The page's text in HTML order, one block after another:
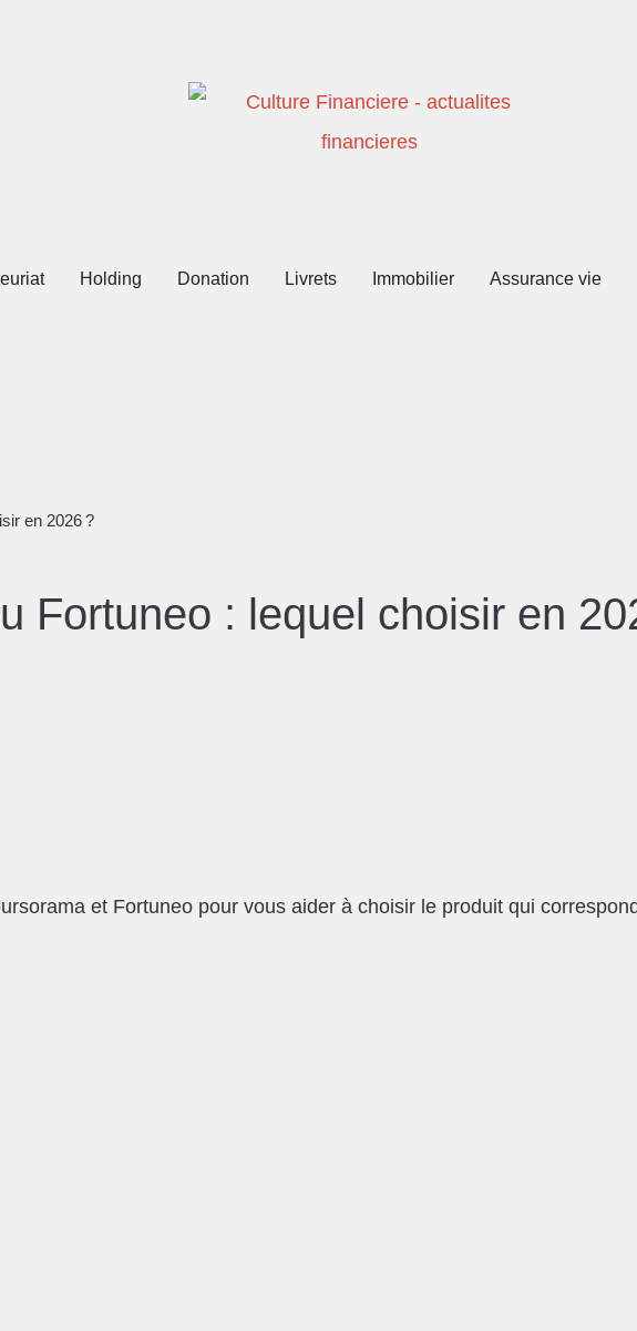
Holding Donation Livrets Immobilier Assurance vie
en 2026 ?
Fortuneo : lequel choisir en
et Fortuneo pour vous aider à choisir le produit qui